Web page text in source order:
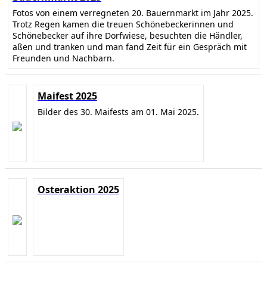
Fotos von einem verregneten 20. Bauernmarkt im Jahr 2025.
Trotz Regen kamen die treuen Schönebeckerinnen und
Schönebecker auf ihre Dorfwiese, besuchten die Händler,
aßen und tranken und man fand Zeit für ein Gespräch mit
Freunden und Nachbarn.
Maifest 2025
Bilder des 30. Maifests am 01. Mai 2025.
Osteraktion 2025